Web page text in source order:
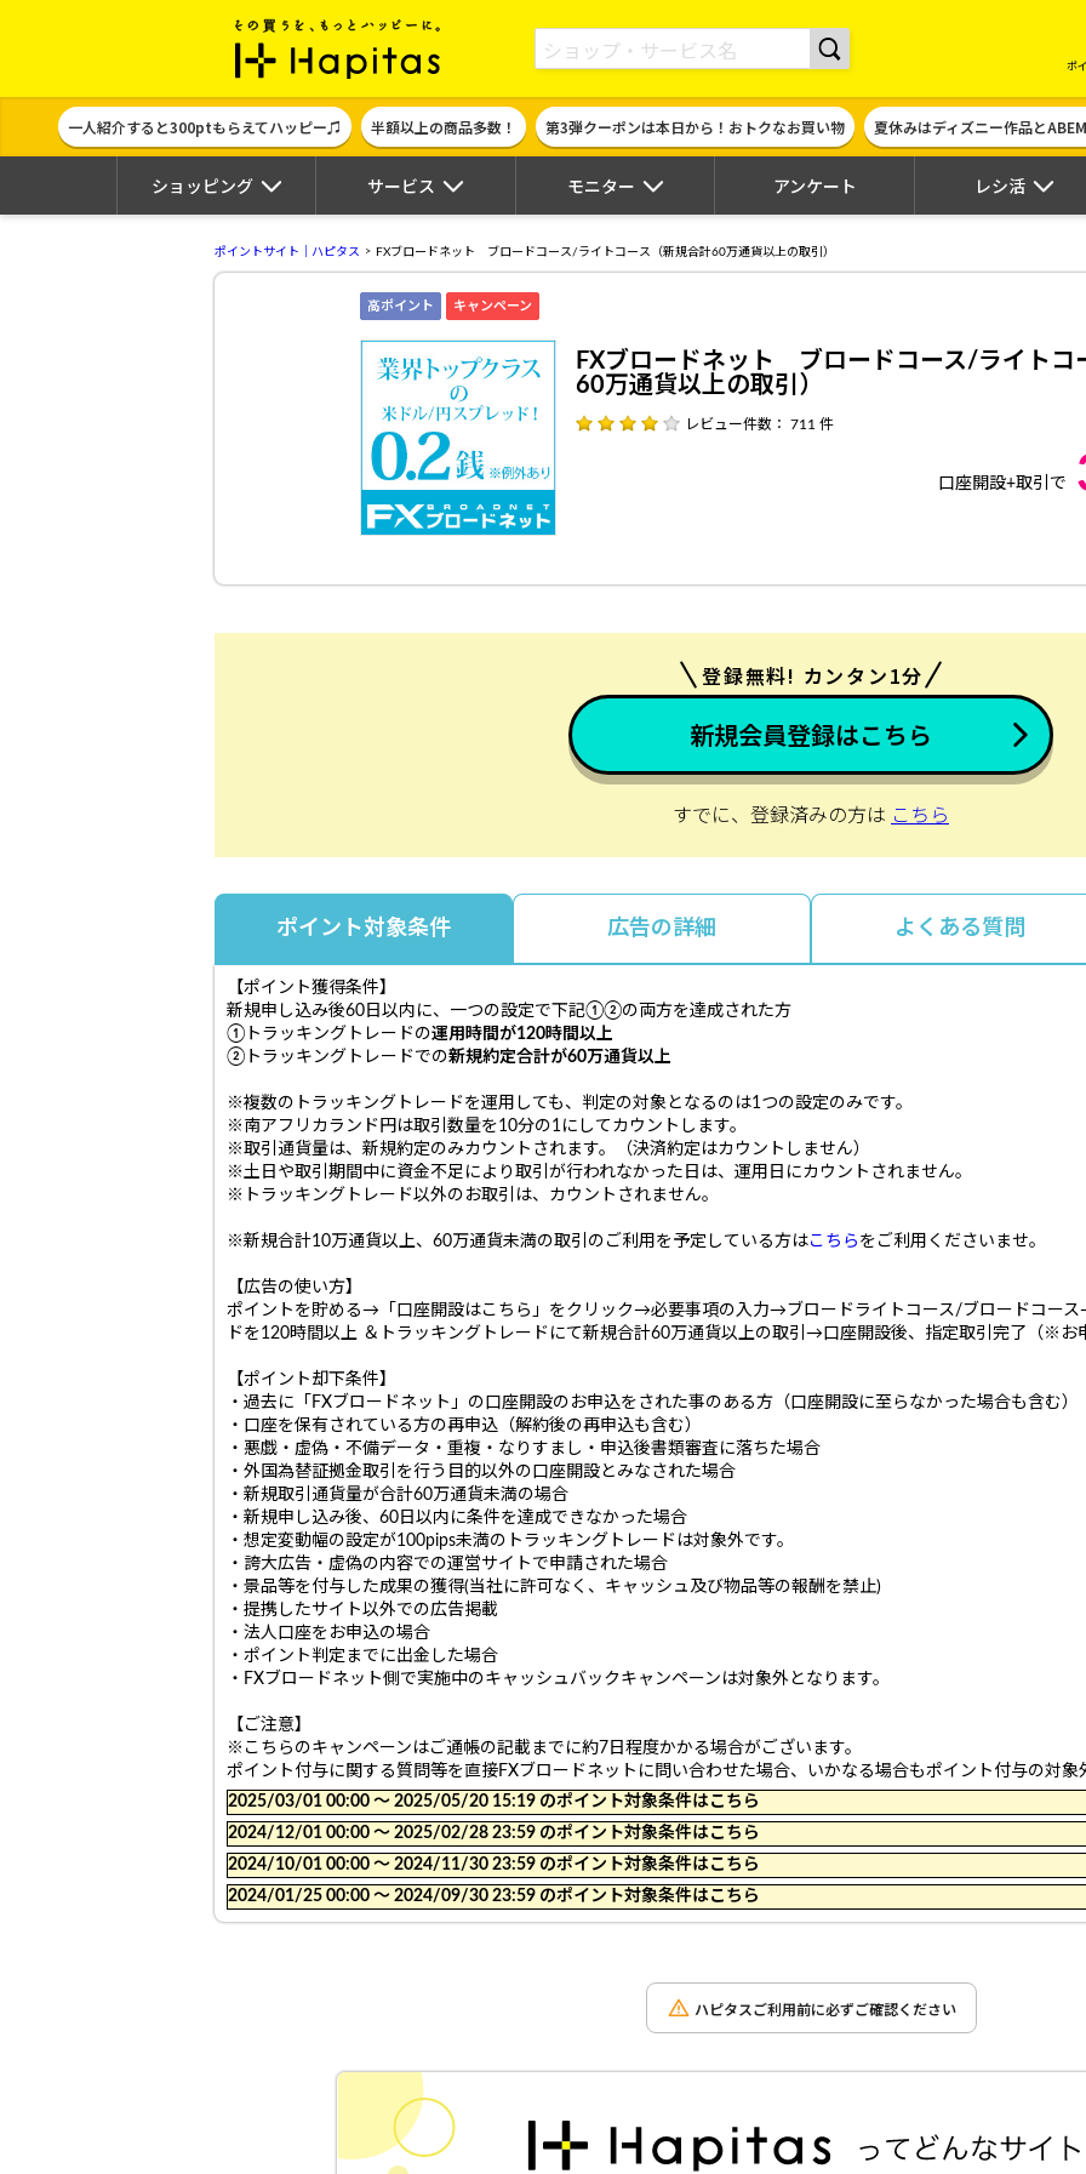
ポイント貯めて現金やギフト券に交換できるポイントサイト | ハピタス
ポ
一人紹介すると300ptもらえてハッピー♫ 半額以上の商品多数！ 第3弾クーポンは本日から！おトクなお買い物 夏休みはディズニー作品と
ショッピング サービス モニター アンケート レシ活
ポイントサイト｜ハピタス FXブロードネット ブロードコース/ライトコース（新規合計60万通貨以上の取引）
高ポイント キャンペーン
FXブロードネット ブロードコース/ライトコ
60万通貨以上の取引）
レビュー件数： 711 件
口座開設+取引で
登録無料! カンタン1分
新規会員登録はこちら
すでに、登録済みの方は こちら
ポイント対象条件 広告の詳細 よくある質問
【ポイント獲得条件】
新規申し込み後60日以内に、一つの設定で下記①②の両方を達成された方
①トラッキングトレードの運用時間が120時間以上
②トラッキングトレードでの新規約定合計が60万通貨以上
※複数のトラッキングトレードを運用しても、判定の対象となるのは1つの設定のみです。
※南アフリカランド円は取引数量を10分の1にしてカウントします。
※取引通貨量は、新規約定のみカウントされます。（決済約定はカウントしません）
※土日や取引期間中に資金不足により取引が行われなかった日は、運用日にカウントされません。
※トラッキングトレード以外のお取引は、カウントされません。
※新規合計10万通貨以上、60万通貨未満の取引のご利用を予定している方はこちら をご利用くださいませ。
【広告の使い方】
ポイントを貯める→「口座開設はこちら」をクリック→必要事項の入力→ブロードライトコース/ブロードコー
ドを120時間以上 ＆トラッキングトレードにて新規合計60万通貨以上の取引→口座開設後、指定取引完了（※お
【ポイント却下条件】
・過去に「FXブロードネット」の口座開設のお申込をされた事のある方（口座開設に至らなかった場合も含む）
・口座を保有されている方の再申込（解約後の再申込も含む）
・悪戯・虚偽・不備データ・重複・なりすまし・申込後書類審査に落ちた場合
・外国為替証拠金取引を行う目的以外の口座開設とみなされた場合
・新規取引通貨量が合計60万通貨未満の場合
・新規申し込み後、60日以内に条件を達成できなかった場合
・想定変動幅の設定が100pips未満のトラッキングトレードは対象外です。
・誇大広告・虚偽の内容での運営サイトで申請された場合
・景品等を付与した成果の獲得(当社に許可なく、キャッシュ及び物品等の報酬を禁止)
・提携したサイト以外での広告掲載
・法人口座をお申込の場合
・ポイント判定までに出金した場合
・FXブロードネット側で実施中のキャッシュバックキャンペーンは対象外となります。
【ご注意】
※こちらのキャンペーンはご通帳の記載までに約7日程度かかる場合がございます。
ポイント付与に関する質問等を直接FXブロードネットに問い合わせた場合、いかなる場合もポイント付与の対象
2025/03/01 00:00 〜 2025/05/20 15:19 のポイント対象条件はこちら
2024/12/01 00:00 〜 2025/02/28 23:59 のポイント対象条件はこちら
2024/10/01 00:00 〜 2024/11/30 23:59 のポイント対象条件はこちら
2024/01/25 00:00 〜 2024/09/30 23:59 のポイント対象条件はこちら
ハピタスご利用前に必ずご確認ください